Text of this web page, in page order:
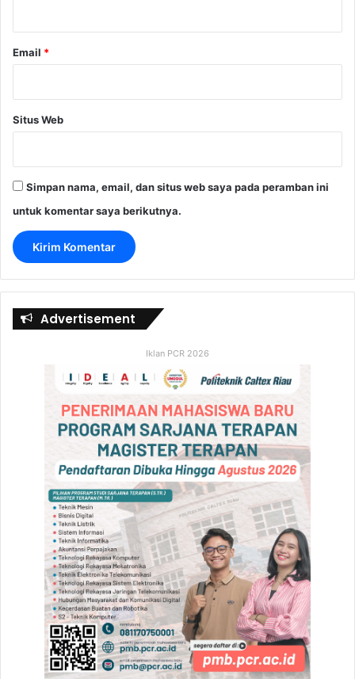
Email *
Situs Web
Simpan nama, email, dan situs web saya pada peramban ini
untuk komentar saya berikutnya.
Advertisement
Iklan PCR 2026